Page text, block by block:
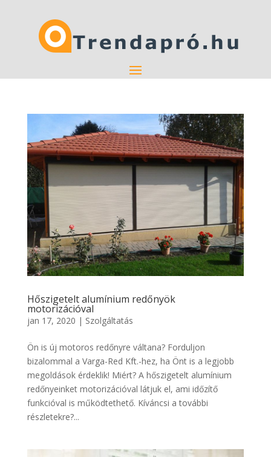
Hőszigetelt alumínium redőnyök
motorizációval
jan 17, 2020 | Szolgáltatás
Ön is új motoros redőnyre váltana? Forduljon
bizalommal a Varga-Red Kft.-hez, ha Önt is a legjobb
megoldások érdeklik! Miért? A hőszigetelt alumínium
redőnyeinket motorizációval látjuk el, ami időzítő
funkcióval is működtethető. Kíváncsi a további
részletekre?...